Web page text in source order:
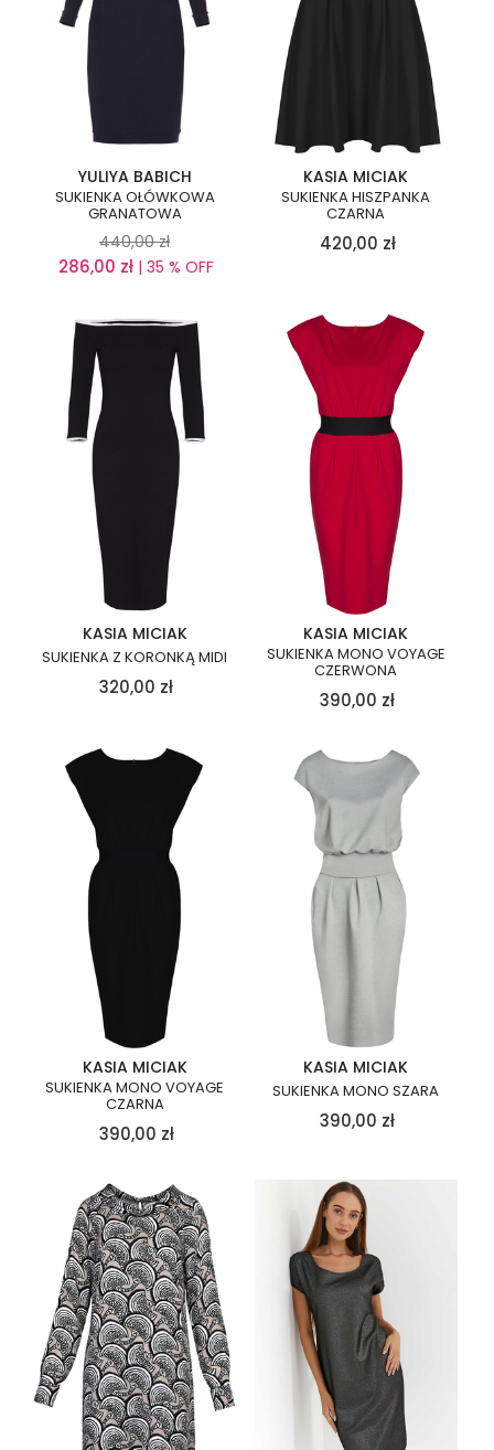
YULIYA BABICH
SUKIENKA OŁÓWKOWA
GRANATOWA
440,00 zł
286,00 zł | 35 % OFF
KASIA MICIAK
SUKIENKA HISZPANKA
CZARNA
420,00 zł
KASIA MICIAK
SUKIENKA Z KORONKĄ MIDI
320,00 zł
KASIA MICIAK
SUKIENKA MONO VOYAGE
CZERWONA
390,00 zł
KASIA MICIAK
SUKIENKA MONO VOYAGE
CZARNA
390,00 zł
KASIA MICIAK
SUKIENKA MONO SZARA
390,00 zł